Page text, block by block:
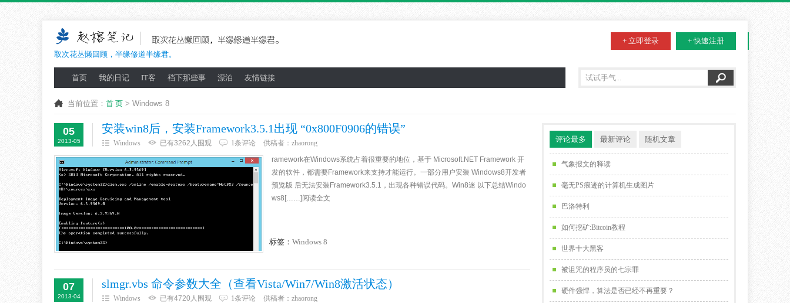
取次花丛懒回顾，半缘修道半缘君。
+ 立即登录 + 快速注册
首页 我的日记 IT客 裆下那些事 漂泊 友情链接
当前位置： 首 页 > Windows 8
05
2013-05
安装win8后，安装Framework3.5.1出现 “0x800F0906的错误”
Windows 已有3262人围观 1条评论 供稿者： zhaorong
ramework在Windows系统占着很重要的地位，基于 Microsoft.NET Framework 开
发的软件，都需要Framework来支持才能运行。一部分用户安装 Windows8开发者
预览版 后无法安装Framework3.5.1，出现各种错误代码。Win8迷 以下总结Windo
ws8[……]阅读全文
标签： Windows 8
07
2013-04
slmgr.vbs 命令参数大全（查看Vista/Win7/Win8激活状态）
Windows 已有4720人围观 1条评论 供稿者： zhaorong
评论最多 最新评论 随机文章
气象报文的释读
毫无PS痕迹的计算机生成图片
巴洛特利
如何挖矿:Bitcoin教程
世界十大黑客
被诅咒的程序员的七宗罪
硬件强悍，算法是否已经不再重要？